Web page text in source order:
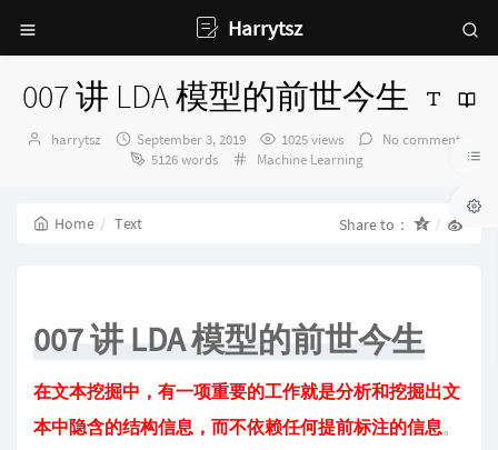
Harrytsz
007 讲 LDA 模型的前世今生
Author：
harrytsz
发
布
September 3, 2019 1025 views
No comments
5126 words
Categories：
Machine Learning
Home Text Share to：
007 讲 LDA 模型的前世今生
在文本挖掘中，有一项重要的工作就是分析和挖掘出文
本中隐含的结构信息，而不依赖任何提前标注的信息。